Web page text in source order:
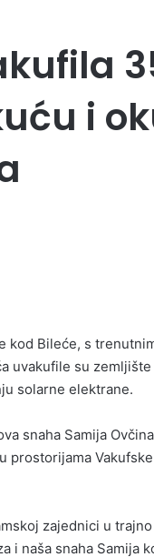
i
kod Bileće, s
uvakufile su
solarne elektrane.
snaha Samija
prostorijama
zajednici u
i naša snaha Samija